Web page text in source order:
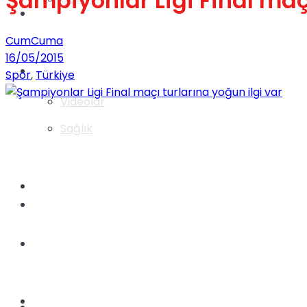
Videolar
Gündem
Yaşam
Sağlık
CumCuma
16/05/2015
Spor, Türkiye